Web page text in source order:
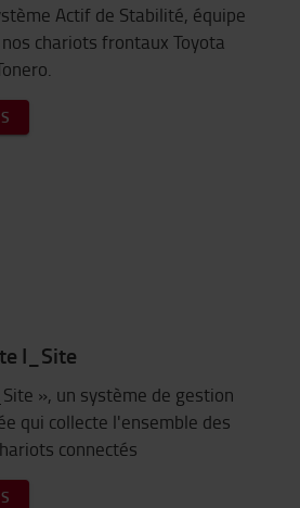
Actif de Stabilité, équipe
chariots frontaux Toyota
I_Site
», un système de gestion
qui collecte l'ensemble des
connectés